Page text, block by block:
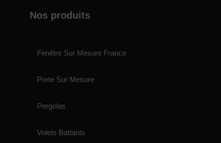
Nos produits
Fenêtre Sur Mesure France
Porte Sur Mesure
Pergolas
Volets Battants